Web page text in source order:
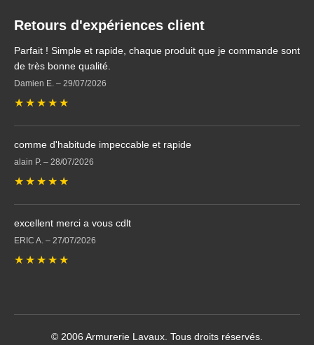
Retours d'expériences client
Parfait ! Simple et rapide, chaque produit que je commande sont
de très bonne qualité.
Damien E. – 29/07/2026
★ ★ ★ ★ ★
comme d'habitude impeccable et rapide
alain P. – 28/07/2026
★ ★ ★ ★ ★
excellent merci a vous cdlt
ERIC A. – 27/07/2026
★ ★ ★ ★ ★
© 2006 Armurerie Lavaux. Tous droits réservés.